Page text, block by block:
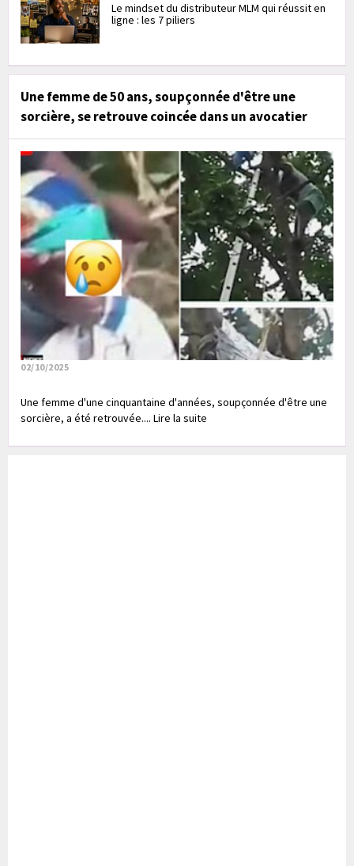
Le mindset du distributeur MLM qui réussit en
ligne : les 7 piliers
Une femme de 50 ans, soupçonnée d'être une
sorcière, se retrouve coincée dans un avocatier
02/10/2025
Une femme d'une cinquantaine d'années, soupçonnée d'être une
sorcière, a été retrouvée.... Lire la suite